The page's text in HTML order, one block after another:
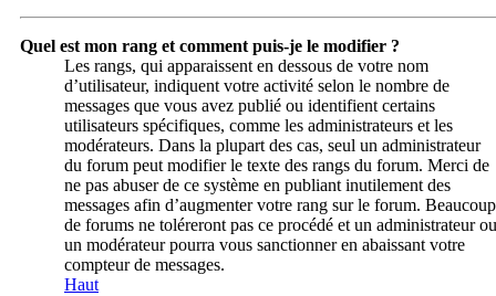
Quel est mon rang et comment puis-je le modifier ?
Les rangs, qui apparaissent en dessous de votre nom
d’utilisateur, indiquent votre activité selon le nombre de
messages que vous avez publié ou identifient certains
utilisateurs spécifiques, comme les administrateurs et les
modérateurs. Dans la plupart des cas, seul un administrateur
du forum peut modifier le texte des rangs du forum. Merci de
ne pas abuser de ce système en publiant inutilement des
messages afin d’augmenter votre rang sur le forum. Beaucoup
de forums ne toléreront pas ce procédé et un administrateur ou
un modérateur pourra vous sanctionner en abaissant votre
compteur de messages.
Haut